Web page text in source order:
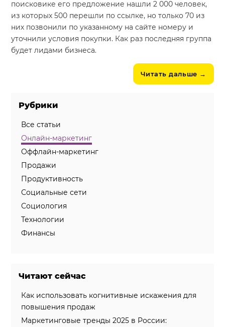
поисковике его предложение нашли 2 000 человек,
из которых 500 перешли по ссылке, но только 70 из
них позвонили по указанному на сайте номеру и
уточнили условия покупки. Как раз последняя группа
будет лидами бизнеса.
Читать дальше →
Рубрики
Все статьи
Онлайн-маркетинг
Оффлайн-маркетинг
Продажи
Продуктивность
Социальные сети
Социология
Технологии
Финансы
Читают сейчас
Как использовать когнитивные искажения для
повышения продаж
Маркетинговые тренды 2025 в России: